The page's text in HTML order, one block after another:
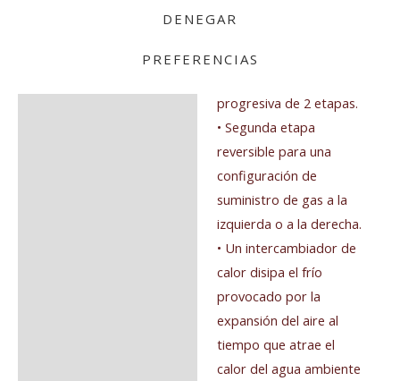
DENEGAR
PREFERENCIAS
agua fría con guantes.
• Válvula de flujo lineal.
progresiva de 2 etapas.
• Segunda etapa
reversible para una
configuración de
suministro de gas a la
izquierda o a la derecha.
• Un intercambiador de
calor disipa el frío
provocado por la
expansión del aire al
tiempo que atrae el
calor del agua ambiente